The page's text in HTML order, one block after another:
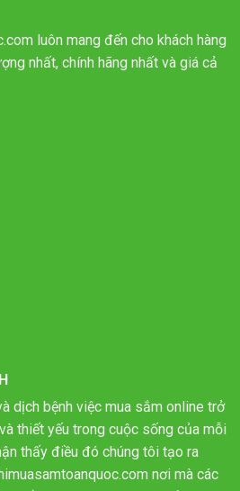
luôn mang đến cho khách hàng
nhất, chính hãng nhất và giá cả
dịch bệnh việc mua sắm online trở
thiết yếu trong cuộc sống của mỗi
thấy điều đó chúng tôi tạo ra
nơi mà các